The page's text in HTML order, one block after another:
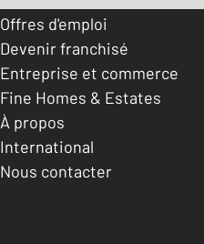
Offres d'emploi
Devenir franchisé
Entreprise et commerce
Fine Homes & Estates
À propos
International
Nous contacter